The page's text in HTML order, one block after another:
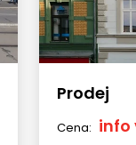
Prodej
Cena: info